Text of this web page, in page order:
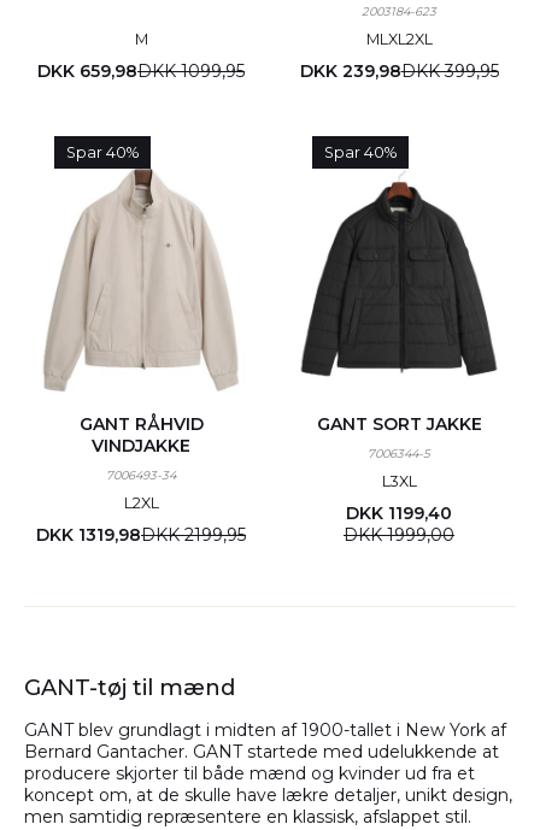
M
DKK 659,98DKK 1099,95
2003184-623
ML XL 2XL
DKK 239,98DKK 399,95
Spar 40%
GANT RÅHVID
VINDJAKKE
7006493-34
L2XL
DKK 1319,98DKK 2199,95
Spar 40%
GANT SORT JAKKE
7006344-5
L3XL
DKK 1199,40
DKK 1999,00
GANT-tøj til mænd
GANT blev grundlagt i midten af 1900-tallet i New York af
Bernard Gantacher. GANT startede med udelukkende at
producere skjorter til både mænd og kvinder ud fra et
koncept om, at de skulle have lækre detaljer, unikt design,
men samtidig repræsentere en klassisk, afslappet stil.